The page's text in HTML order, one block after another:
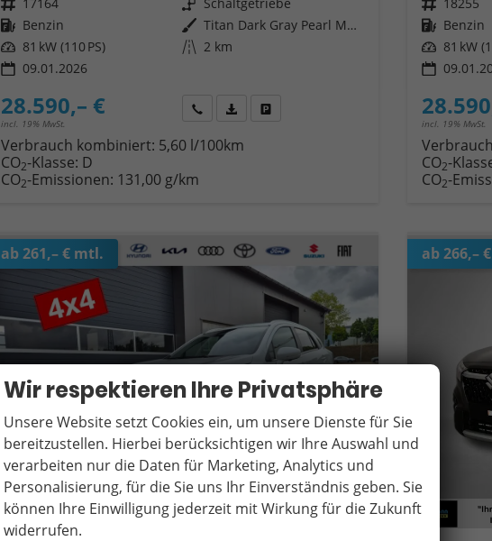
Kraftstoff Benzin Außenfarbe
Titan Dark Gray Pearl Metallic
Leistung 81 kW (110 PS) Kilometerstand 2 km
09.01.2026
28.590,– €
incl. 19% MwSt.
Wir rufen Sie anFahrzeugexposé (PDF)
Verbrauch kombiniert: 5,60 l/100km
CO2-Klasse: D
CO2-Emissionen: 131,00 g/km
Kraftstoff Benzin
Leistung 81 kW
incl. 19% MwSt.
CO2-
CO2-
ab 261,– € mtl. ab 266,–
Wir respektieren Ihre Privatsphäre
Unsere Website setzt Cookies ein, um unsere Dienste für Sie
bereitzustellen. Hierbei berücksichtigen wir Ihre Auswahl und
verarbeiten nur die Daten für Marketing, Analytics und
Personalisierung, für die Sie uns Ihr Einverständnis geben. Sie
können Ihre Einwilligung jederzeit mit Wirkung für die Zukunft
widerrufen.